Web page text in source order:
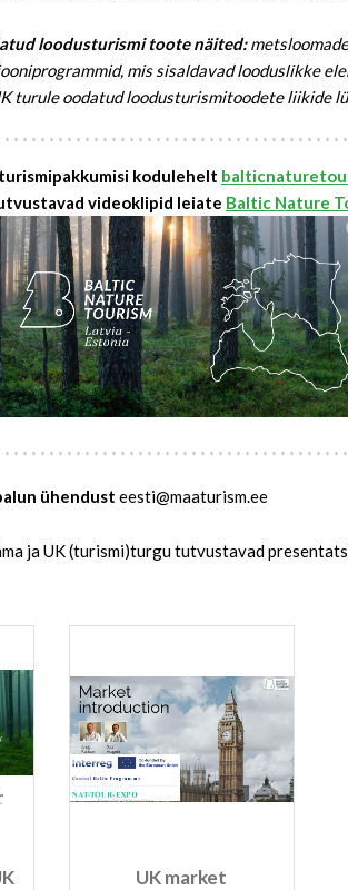
loodusturismi toote näited:
mis sisaldavad looduslikke
turule oodatud loodusturismitoodete liikide
kodulehelt
videoklipid leiate Baltic Nature
ühendust eesti@maaturism.ee
ja UK (turismi)turgu tutvustavad
UK market